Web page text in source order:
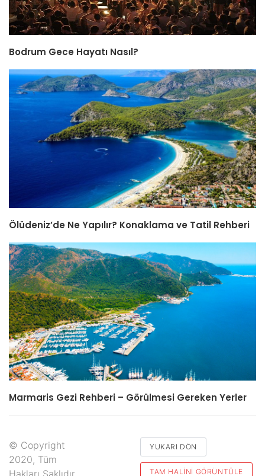
Bodrum Gece Hayatı Nasıl?
Ölüdeniz’de Ne Yapılır? Konaklama ve Tatil Rehberi
Marmaris Gezi Rehberi – Görülmesi Gereken Yerler
© Copyright
2020, Tüm
YUKARI DÖN
TAM HALINI GÖRÜNTÜLE